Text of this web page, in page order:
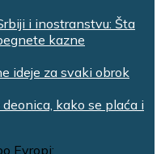
i inostranstvu: Šta
kazne
ideje za svaki obrok
kako se plaća i
Evropi: